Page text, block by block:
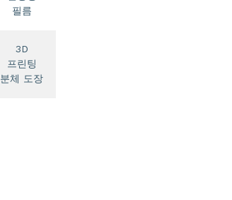
필름
3D
프린팅
분체 도장